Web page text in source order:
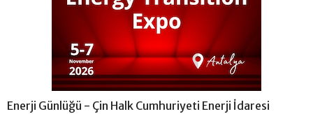
Enerji Günlüğü - Çin Halk Cumhuriyeti Enerji İdaresi